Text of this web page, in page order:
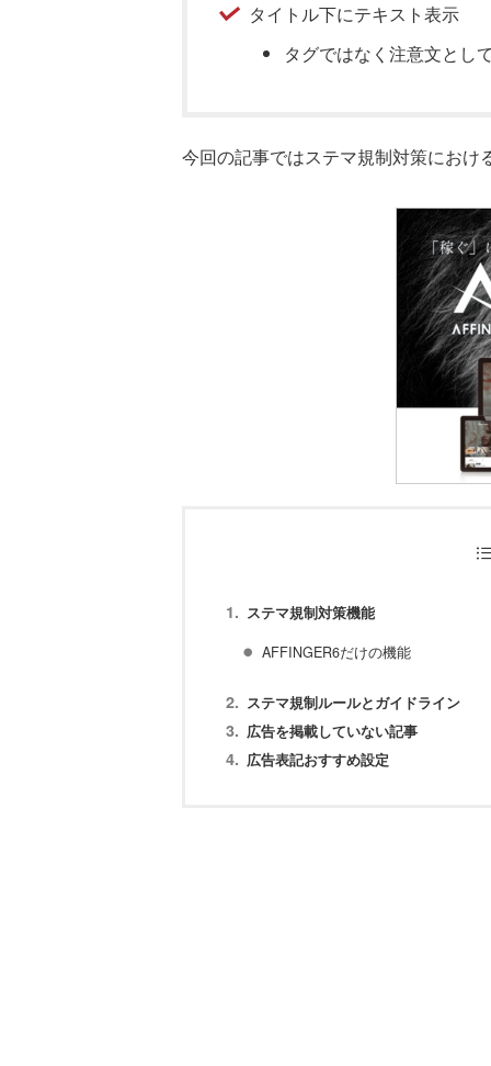
タイトル下にテキスト表示
タグではなく注意文とし
今回の記事ではステマ規制対策にお
ステマ規制対策機能
AFFINGER6だけの機能
ステマ規制ルールとガイドライン
広告を掲載していない記事
広告表記おすすめ設定